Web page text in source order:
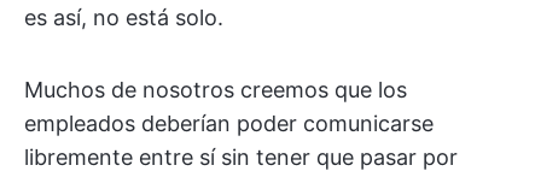
es así, no está solo.
Muchos de nosotros creemos que los
empleados deberían poder comunicarse
libremente entre sí sin tener que pasar por